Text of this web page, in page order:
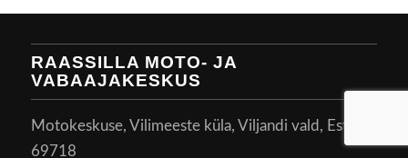
RAASSILLA MOTO- JA
VABAAJAKESKUS
Motokeskuse, Vilimeeste küla, Viljandi vald, Estonia
69718